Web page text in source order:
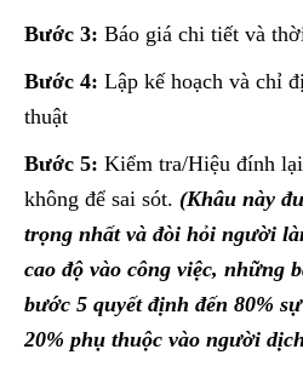
Bước 3: Báo giá chi tiết và
Bước 4: Lập kế hoạch và chỉ
thuật
Bước 5: Kiểm tra/Hiệu đính
không để sai sót. (Khâu này
trọng nhất và đòi hỏi người
cao độ vào công việc, những
bước 5 quyết định đến 80%
20% phụ thuộc vào người